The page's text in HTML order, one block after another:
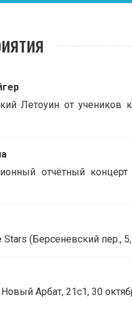
Летоуин от учеников
отчётный
(Берсеневский пер.,
Арбат, 21с1, 30